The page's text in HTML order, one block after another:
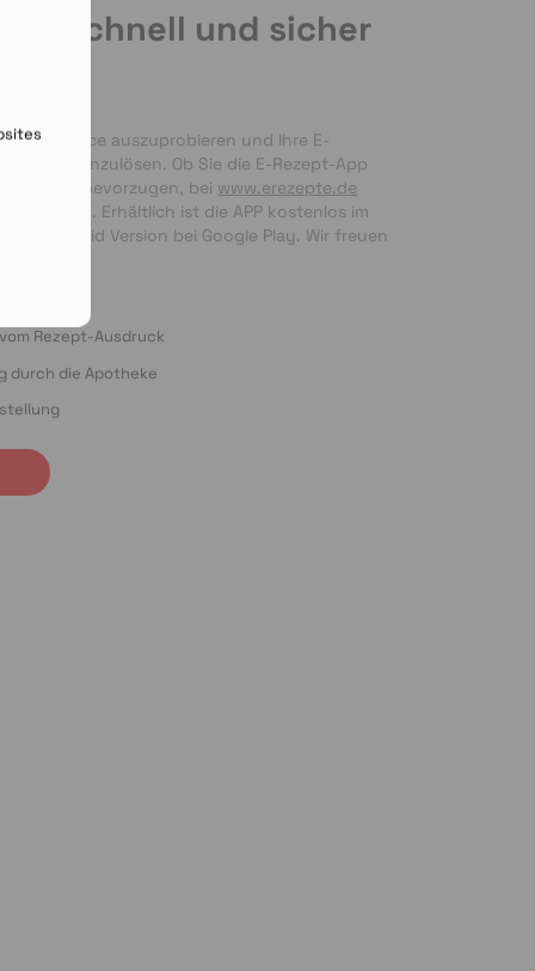
schnell und sicher
Service auszuprobieren und Ihre E-
bequem einzulösen. Ob Sie die E-Rezept-App
per Foto bevorzugen, bei www.erezepte.de
Händen. Erhältlich ist die APP kostenlos im
als Android Version bei Google Play. Wir freuen
Rezept-Ausdruck
durch die Apotheke